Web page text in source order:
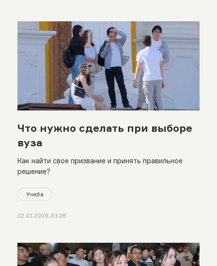
Что нужно сделать при выборе
вуза
Как найти свое призвание и принять правильное
решение?
Учеба
22.01.2026, 01:28